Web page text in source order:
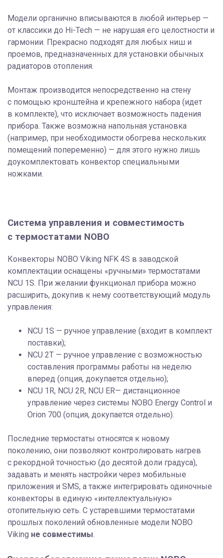
Модели органично вписываются в любой интерьер —
от классики до Hi-Tech — не нарушая его целостности и
гармонии. Прекрасно подходят для любых ниш и
проемов, предназначенных для установки обычных
радиаторов отопления.
Монтаж производится непосредственно на стену
с помощью кронштейна и крепежного набора (идет
в комплекте), что исключает возможность падения
прибора. Также возможна напольная установка
(например, при необходимости обогрева нескольких
помещений попеременно) — для этого нужно лишь
доукомплектовать конвектор специальными
ножками.
Система управления и совместимость
с термостатами NOBO
Конвекторы NOBO Viking NFK 4S в заводской
комплектации оснащены «ручными» термостатами
NCU 1S. При желании функционал прибора можно
расширить, докупив к нему соответствующий модуль
управления:
NCU 1S — ручное управление (входит в комплект
поставки);
NCU 2T — ручное управление с возможностью
составления программы работы на неделю
вперед (опция, докупается отдельно);
NCU 1R, NCU 2R, NCU ER— дистанционное
управление через системы NOBO Energy Control и
Orion 700 (опция, докупается отдельно).
Последние термостаты относятся к новому
поколению, они позволяют контролировать нагрев
с рекордной точностью (до десятой доли градуса),
задавать и менять настройки через мобильные
приложения и SMS, а также интегрировать одиночные
конвекторы в единую «интеллектуальную»
отопительную сеть. С устаревшими термостатами
прошлых поколений обновленные модели NOBO
Viking не совместимы.